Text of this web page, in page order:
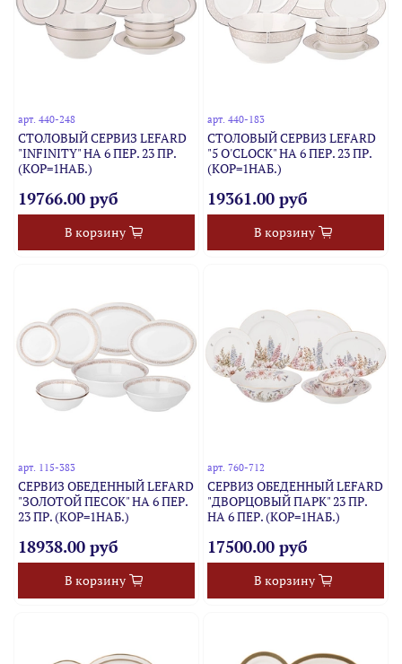
арт.440-248
СТОЛОВЫЙ СЕРВИЗ LEFARD
"INFINITY" НА 6 ПЕР. 23 ПР.
(КОР=1НАБ.)
19766.00 руб
В корзину
арт. 440-183
СТОЛОВЫЙ СЕРВИЗ LEFARD
"5 O'CLOCK" НА 6 ПЕР. 23 ПР.
(КОР=1НАБ.)
19361.00 руб
В корзину
арт. 115-383
СЕРВИЗ ОБЕДЕННЫЙ LEFARD
"ЗОЛОТОЙ ПЕСОК" НА 6 ПЕР.
23 ПР. (КОР=1НАБ.)
18938.00 руб
В корзину
арт. 760-712
СЕРВИЗ ОБЕДЕННЫЙ LEFARD
"ДВОРЦОВЫЙ ПАРК" 23 ПР.
НА 6 ПЕР. (КОР=1НАБ.)
17500.00 руб
В корзину